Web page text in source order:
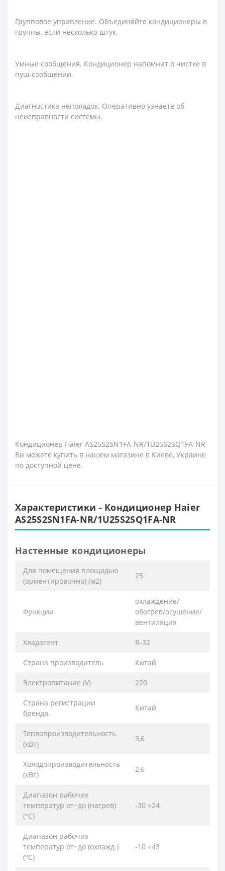
Групповое управление. Объединяйте кондиционеры в
группы, если несколько штук.
Умные сообщения. Кондиционер напомнит о чистке в
пуш-сообщении.
Диагностика неполадок. Оперативно узнаете об
неисправности системы.
Кондиционер Haier AS25S2SN1FA-NR/1U25S2SQ1FA-NR
Ви можете купить в нашем магазине в Киеве, Украине
по доступной цене.
Характеристики - Кондиционер Haier
AS25S2SN1FA-NR/1U25S2SQ1FA-NR
Настенные кондиционеры
Для помещения площадью
(ориентировочно) (м2)
25
Функции
охлаждение/
обогрев/осушение/
вентиляция
Хладагент R-32
Страна производитель Китай
Электропитание (V) 220
Страна регистрации
бренда.
Китай
Теплопроизводительность
(кВт)
3,6
Холодопроизводительность
(кВт)
2,6
Диапазон рабочих
температур от~до (нагрев)
(°C)
-30 +24
Диапазон рабочих
температур от~до (охлажд.)
(°C)
-10 +43